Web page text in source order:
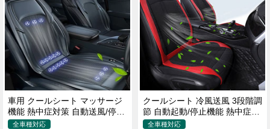
車用 クールシート マッサージ
機能 熱中症対策 自動送風/停止
機能 24個強力ファン 取付簡単
全車種対応
クールシート 冷風送風 3段階調
節 自動起動/停止機能 熱中症対
策 夏 暑さ対策 取付簡単
全車種対応